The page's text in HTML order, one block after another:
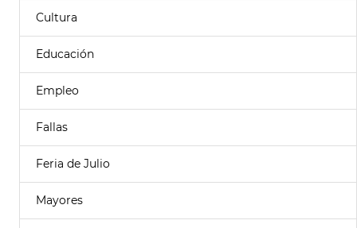
Cultura
Educación
Empleo
Fallas
Feria de Julio
Mayores